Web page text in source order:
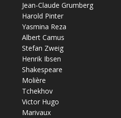
Jean-Claude Grumberg
Harold Pinter
Yasmina Reza
Albert Camus
Stefan Zweig
Henrik Ibsen
Shakespeare
Molière
Tchekhov
Victor Hugo
Marivaux